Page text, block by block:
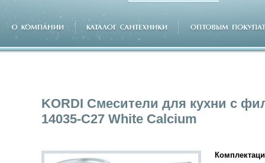
KORDI Cмесители для кухни с
14035-C27 White Calcium